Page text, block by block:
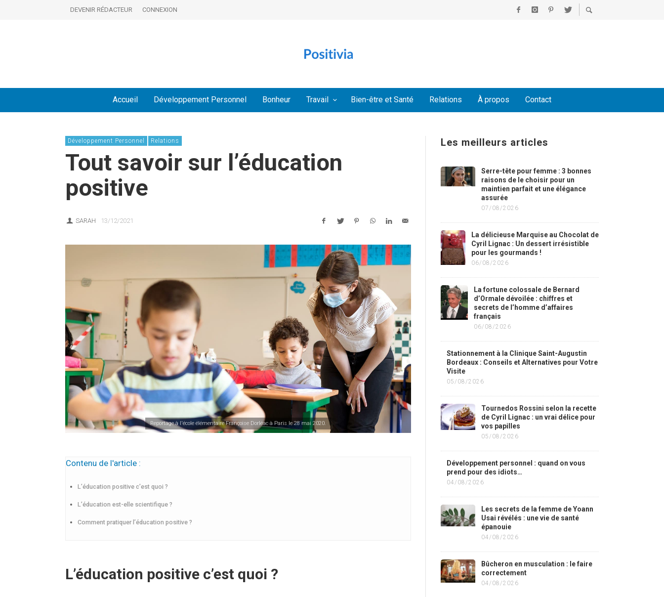
DEVENIR RÉDACTEUR CONNEXION
Accueil Développement Personnel Bonheur Travail Bien-être et Santé Relations À propos Contact
Développement Personnel Relations
Tout savoir sur l’éducation
positive
SARAH 13/12/2021
Reportage à l'école élémentaire Françoise Dorléac à Paris le 28 mai 2020.
Contenu de l'article :
L’éducation positive c’est quoi ?
L’éducation est-elle scientifique ?
Comment pratiquer l’éducation positive ?
L’éducation positive c’est quoi ?
Les meilleurs articles
Serre-tête pour femme : 3 bonnes
raisons de le choisir pour un
maintien parfait et une élégance
assurée
07/08/2026
La délicieuse Marquise au Chocolat de
Cyril Lignac : Un dessert irrésistible
pour les gourmands !
06/08/2026
La fortune colossale de Bernard
d’Ormale dévoilée : chiffres et
secrets de l’homme d’affaires
français
06/08/2026
Stationnement à la Clinique Saint-Augustin
Bordeaux : Conseils et Alternatives pour Votre
Visite
05/08/2026
Tournedos Rossini selon la recette
de Cyril Lignac : un vrai délice pour
vos papilles
05/08/2026
Développement personnel : quand on vous
prend pour des idiots…
04/08/2026
Les secrets de la femme de Yoann
Usai révélés : une vie de santé
épanouie
04/08/2026
Bûcheron en musculation : le faire
correctement
04/08/2026